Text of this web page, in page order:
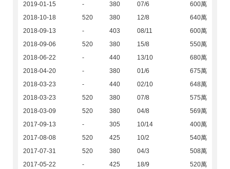
2019-01-15
- 380 07/6
600萬
2018-10-18
520 380 12/8
640萬
2018-09-13
- 403 08/11
600萬
2018-09-06
520 380 15/8
550萬
2018-06-22
- 440 13/10
680萬
2018-04-20
- 380 01/6
675萬
2018-03-23
- 440 02/10
648萬
2018-03-23
520 380 07/8
575萬
2018-03-09
520 380 04/8
569萬
2017-09-13
- 305 10/14
400萬
2017-08-08
520 425 10/2
540萬
2017-07-31
520 380 04/3
508萬
2017-05-22
- 425 18/9
520萬